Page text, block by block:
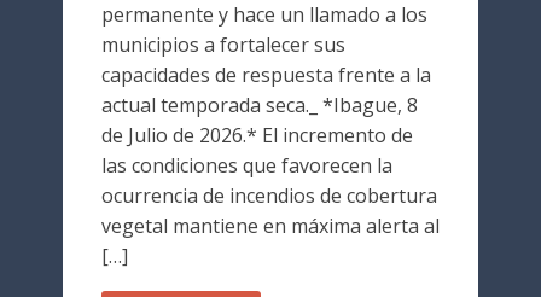
permanente y hace un llamado a los
municipios a fortalecer sus
capacidades de respuesta frente a la
actual temporada seca._ *Ibague, 8
de Julio de 2026.* El incremento de
las condiciones que favorecen la
ocurrencia de incendios de cobertura
vegetal mantiene en máxima alerta al
[…]